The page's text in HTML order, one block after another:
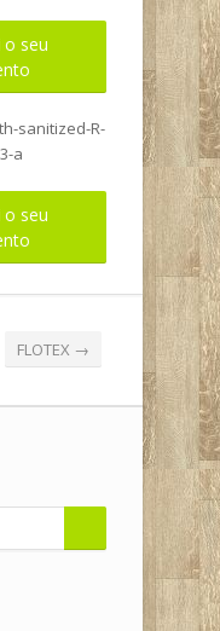
o seu
o seu
FLOTEX →